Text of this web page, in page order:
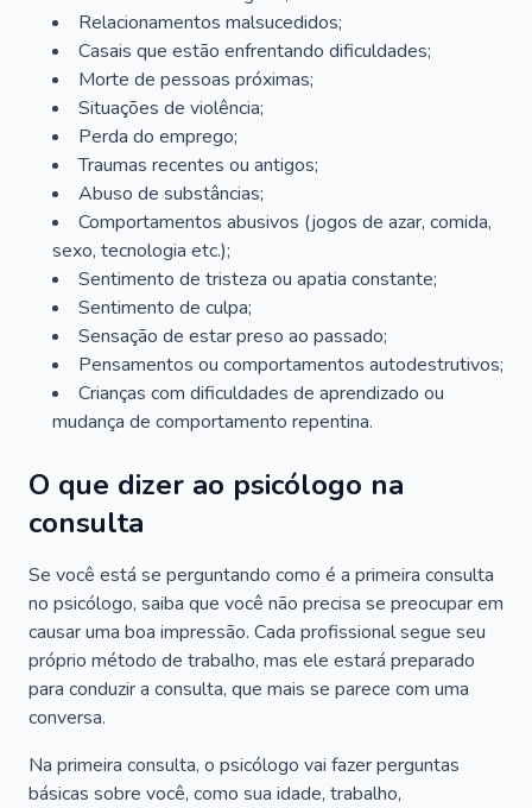
Relacionamentos malsucedidos;
Casais que estão enfrentando dificuldades;
Morte de pessoas próximas;
Situações de violência;
Perda do emprego;
Traumas recentes ou antigos;
Abuso de substâncias;
Comportamentos abusivos (jogos de azar, comida,
sexo, tecnologia etc.);
Sentimento de tristeza ou apatia constante;
Sentimento de culpa;
Sensação de estar preso ao passado;
Pensamentos ou comportamentos autodestrutivos;
Crianças com dificuldades de aprendizado ou
mudança de comportamento repentina.
O que dizer ao psicólogo na
consulta
Se você está se perguntando como é a primeira consulta
no psicólogo, saiba que você não precisa se preocupar em
causar uma boa impressão. Cada profissional segue seu
próprio método de trabalho, mas ele estará preparado
para conduzir a consulta, que mais se parece com uma
conversa.
Na primeira consulta, o psicólogo vai fazer perguntas
básicas sobre você, como sua idade, trabalho,